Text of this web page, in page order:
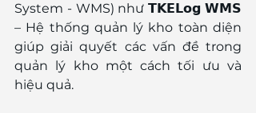
System - WMS) như 𝗧𝗞𝗘𝗟𝗼𝗴 𝗪𝗠𝗦
– Hệ thống quản lý kho toàn diện
giúp giải quyết các vấn đề trong
quản lý kho một cách tối ưu và
hiệu quả.